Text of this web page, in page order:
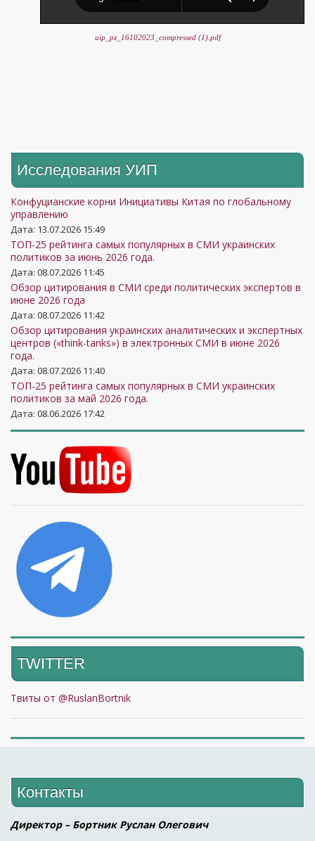
uip_pz_16102023_compressed (1).pdf
Исследования УИП
Конфуцианские корни Инициативы Китая по глобальному
управлению
Дата: 13.07.2026 15:49
ТОП-25 рейтинга самых популярных в СМИ украинских
политиков за июнь 2026 года.
Дата: 08.07.2026 11:45
Обзор цитирования в СМИ среди политических экспертов в
июне 2026 года
Дата: 08.07.2026 11:42
Обзор цитирования украинских аналитических и экспертных
центров («think-tanks») в электронных СМИ в июне 2026
года.
Дата: 08.07.2026 11:40
ТОП-25 рейтинга самых популярных в СМИ украинских
политиков за май 2026 года.
Дата: 08.06.2026 17:42
TWITTER
Твиты от @RuslanBortnik
Контакты
Директор – Бортник Руслан Олегович